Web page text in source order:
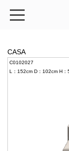
CASA
C0102027
L：152cm D：102cm H：